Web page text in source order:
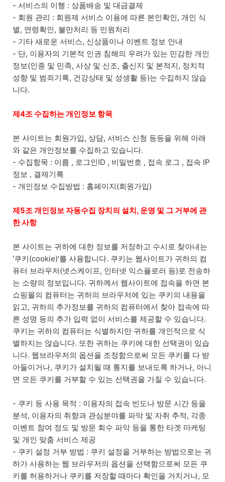
- 서비스의 이행 : 상품배송 및 대금결제
- 회원 관리 : 회원제 서비스 이용에 따른 본인확인, 개인 식
별, 연령확인, 불만처리 등 민원처리
- 기타 새로운 서비스, 신상품이나 이벤트 정보 안내
- 단, 이용자의 기본적 인권 침해의 우려가 있는 민감한 개인
정보(인종 및 민족, 사상 및 신조, 출신지 및 본적지, 정치적
성향 및 범죄기록, 건강상태 및 성생활 등)는 수집하지 않습
니다.
제4조 수집하는 개인정보 항목
본 사이트는 회원가입, 상담, 서비스 신청 등등을 위해 아래
와 같은 개인정보를 수집하고 있습니다.
- 수집항목 : 이름 , 로그인ID , 비밀번호 , 접속 로그 , 접속 IP
정보 , 결제기록
- 개인정보 수집방법 : 홈페이지(회원가입)
제5조 개인정보 자동수집 장치의 설치, 운영 및 그 거부에 관
한 사항
본 사이트는 귀하에 대한 정보를 저장하고 수시로 찾아내는
'쿠키(cookie)'를 사용합니다. 쿠키는 웹사이트가 귀하의 컴
퓨터 브라우저(넷스케이프, 인터넷 익스플로러 등)로 전송하
는 소량의 정보입니다. 귀하께서 웹사이트에 접속을 하면 본
쇼핑몰의 컴퓨터는 귀하의 브라우저에 있는 쿠키의 내용을
읽고, 귀하의 추가정보를 귀하의 컴퓨터에서 찾아 접속에 따
른 성명 등의 추가 입력 없이 서비스를 제공할 수 있습니다.
쿠키는 귀하의 컴퓨터는 식별하지만 귀하를 개인적으로 식
별하지는 않습니다. 또한 귀하는 쿠키에 대한 선택권이 있습
니다. 웹브라우저의 옵션을 조정함으로써 모든 쿠키를 다 받
아들이거나, 쿠키가 설치될 때 통지를 보내도록 하거나, 아니
면 모든 쿠키를 거부할 수 있는 선택권을 가질 수 있습니다.
- 쿠키 등 사용 목적 : 이용자의 접속 빈도나 방문 시간 등을
분석, 이용자의 취향과 관심분야를 파악 및 자취 추적, 각종
이벤트 참여 정도 및 방문 회수 파악 등을 통한 타겟 마케팅
및 개인 맞춤 서비스 제공
- 쿠키 설정 거부 방법 : 쿠키 설정을 거부하는 방법으로는 귀
하가 사용하는 웹 브라우저의 옵션을 선택함으로써 모든 쿠
키를 허용하거나 쿠키를 저장할 때마다 확인을 거치거나, 모